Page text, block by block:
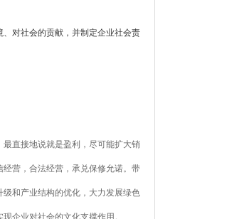
对社会的贡献，并制定企业社会责
直接地说就是盈利，尽可能扩大销
营，合法经营，承兑保修允诺。带
和产业结构的优化，大力发展绿色
企业对社会的文化支撑作用。